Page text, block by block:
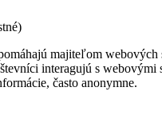
majiteľom webových
interagujú s webovými
často anonymne.